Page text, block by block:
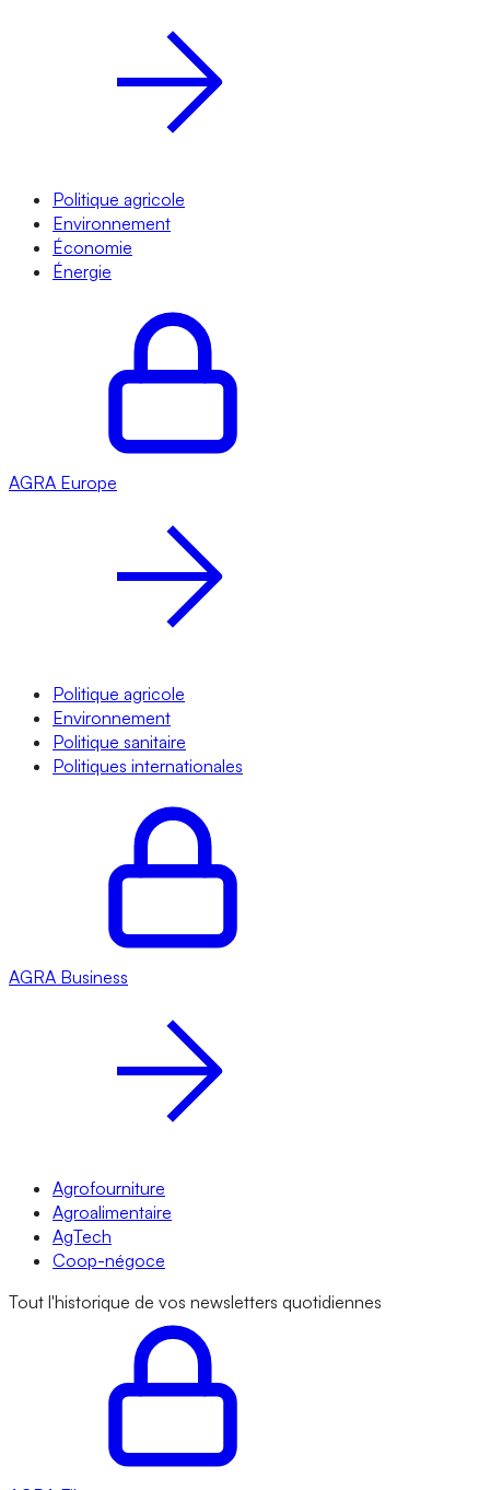
Politique agricole
Environnement
Économie
Énergie
AGRA Europe
Politique agricole
Environnement
Politique sanitaire
Politiques internationales
AGRA Business
Agrofourniture
Agroalimentaire
AgTech
Coop-négoce
Tout l'historique de vos newsletters quotidiennes